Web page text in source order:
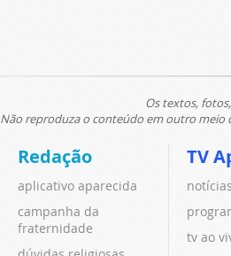
Os textos,
Não reproduza o conteúdo em outro meio
Redação
aplicativo aparecida
campanha da
fraternidade
TV
notícias
tv ao